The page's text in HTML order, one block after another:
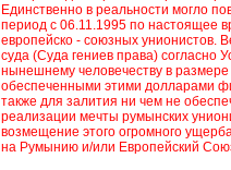
Единственно в реальности могло
период с 06.11.1995 по настоящее
европейско - союзных унионистов.
суда (Суда гениев права) согласно
нынешнему человечеству в
обеспеченными этими долларами
также для залития ни чем не
реализации мечты румынских
возмещение этого огромного
на Румынию и/или Европейский